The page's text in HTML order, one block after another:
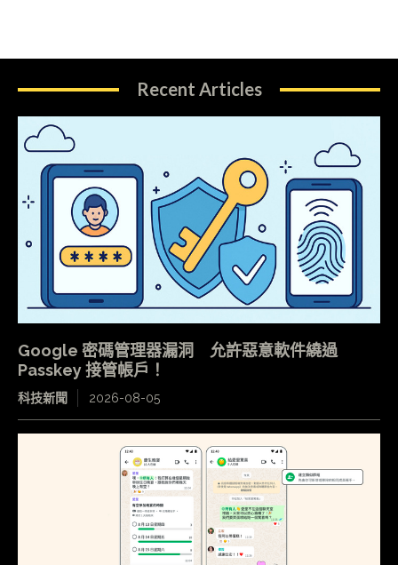
Recent Articles
Google 密碼管理器漏洞 允許惡意軟件繞過
Passkey 接管帳戶！
科技新聞 2026-08-05